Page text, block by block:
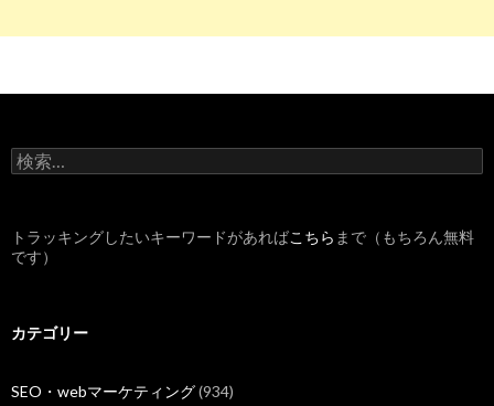
6 https://kango4job.com/male-nurse-career
再就職 30代男性看護師、なれる？ - 看護師再就職支援サイト
10 https:// oshiete.goo.ne.jp /qa/7845146.html
https://
検
索
トラッキングしたいキーワードがあればこちら まで（もちろん無料
です）
カテゴリー
SEO・webマーケティング(934)